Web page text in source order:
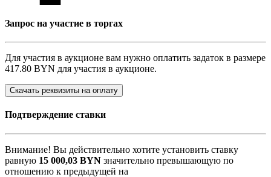
Запрос на участие в торгах
Для участия в аукционе вам нужно оплатить задаток в размере
417.80 BYN для участия в аукционе.
Скачать реквизиты на оплату
Подтверждение ставки
Внимание! Вы действительно хотите установить ставку
равную 15 000,03 BYN значительно превышающую по
отношению к предыдущей на